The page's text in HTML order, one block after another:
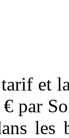
et
€ par
les